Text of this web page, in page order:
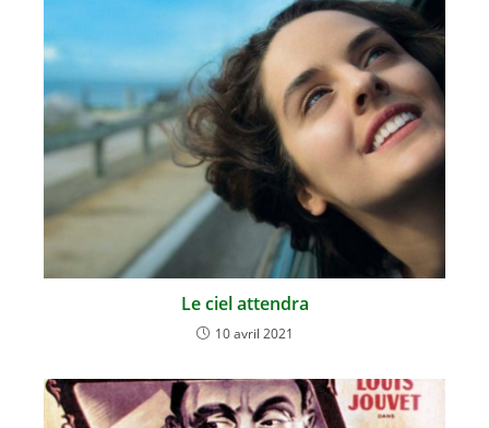
Le ciel attendra
10 avril 2021